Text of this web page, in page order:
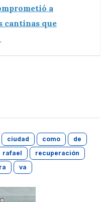
a
cantinas que
ciudad como
de
rafael
recuperación
va